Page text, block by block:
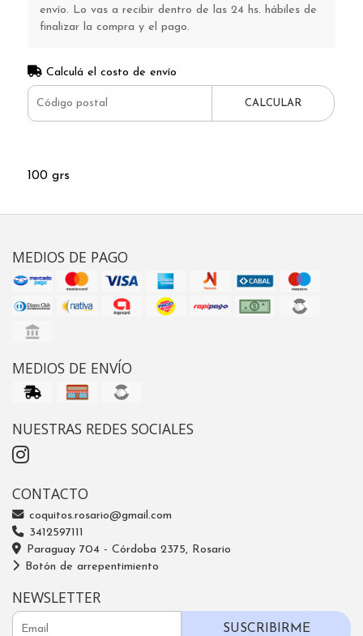
envío. Lo vas a recibir dentro de las 24 hs. hábiles de
finalizar la compra y el pago.
Calculá el costo de envío
CALCULAR
100 grs
MEDIOS DE PAGO
MEDIOS DE ENVÍO
NUESTRAS REDES SOCIALES
CONTACTO
coquitos.rosario@gmail.com
3412597111
Paraguay 704 - Córdoba 2375, Rosario
Botón de arrepentimiento
NEWSLETTER
SUSCRIBIRME